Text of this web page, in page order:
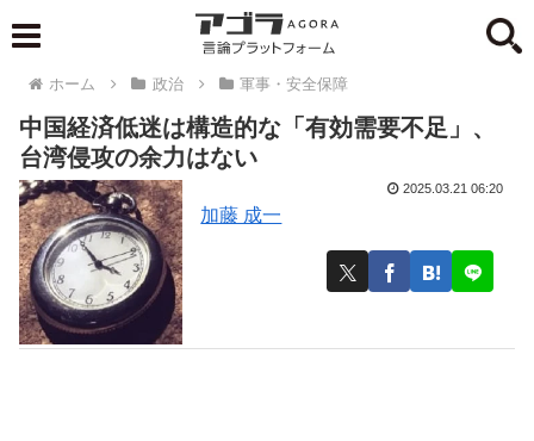
ホーム 政治 軍事・安全保障
中国経済低迷は構造的な「有効需要不足」、
台湾侵攻の余力はない
加藤 成一
2025.03.21 06:20